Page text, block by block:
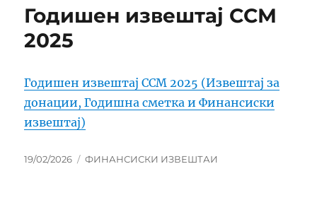
Годишен извештај ССМ
2025
Годишен извештај ССМ 2025 (Извештај за
донации, Годишна сметка и Финансиски
извештај)
Posted
19/02/2026 Categories
ФИНАНСИСКИ ИЗВЕШТАИ